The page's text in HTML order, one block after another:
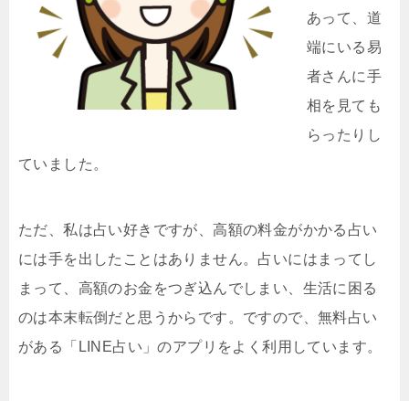
あって、道
端にいる易
者さんに手
相を見ても
らったりし
ていました。
ただ、私は占い好きですが、高額の料金がかかる占い
には手を出したことはありません。占いにはまってし
まって、高額のお金をつぎ込んでしまい、生活に困る
のは本末転倒だと思うからです。ですので、無料占い
がある「LINE占い」のアプリをよく利用しています。